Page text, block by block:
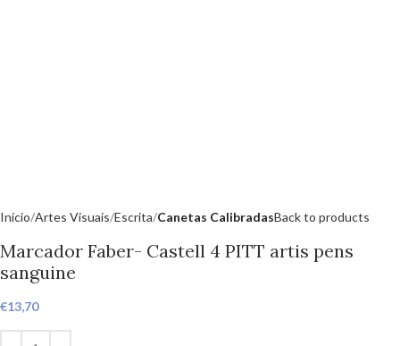
Início Artes Visuais Escrita Canetas CalibradasBack to products
Marcador Faber- Castell 4 PITT artis pens
sanguine
€13,70